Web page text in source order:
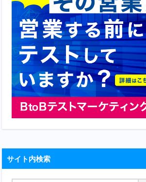
サイト内検索